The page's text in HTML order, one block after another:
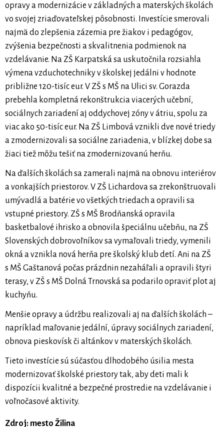
opravy a modernizácie v základných a materských školách
vo svojej zriaďovateľskej pôsobnosti. Investície smerovali
najmä do zlepšenia zázemia pre žiakov i pedagógov,
zvýšenia bezpečnosti a skvalitnenia podmienok na
vzdelávanie. Na ZŠ Karpatská sa uskutočnila rozsiahla
výmena vzduchotechniky v školskej jedálni v hodnote
približne 120-tisíc eur. V ZŠ s MŠ na Ulici sv. Gorazda
prebehla kompletná rekonštrukcia viacerých učební,
sociálnych zariadení aj oddychovej zóny v átriu, spolu za
viac ako 50-tisíc eur. Na ZŠ Limbová vznikli dve nové triedy
a zmodernizovali sa sociálne zariadenia, v blízkej dobe sa
žiaci tiež môžu tešiť na zmodernizovanú herňu.
Na ďalších školách sa zamerali najmä na obnovu interiérov
a vonkajších priestorov. V ZŠ Lichardova sa zrekonštruovali
umývadlá a batérie vo všetkých triedach a opravili sa
vstupné priestory. ZŠ s MŠ Brodňanská opravila
basketbalové ihrisko a obnovila špeciálnu učebňu, na ZŠ
Slovenských dobrovoľníkov sa vymaľovali triedy, vymenili
okná a vznikla nová herňa pre školský klub detí. Ani na ZŠ
s MŠ Gaštanová počas prázdnin nezaháľali a opravili štyri
terasy, v ZŠ s MŠ Dolná Trnovská sa podarilo opraviť plot aj
kuchyňu.
Menšie opravy a údržbu realizovali aj na ďalších školách –
napríklad maľovanie jedální, úpravy sociálnych zariadení,
obnova pieskovísk či altánkov v materských školách.
Tieto investície sú súčasťou dlhodobého úsilia mesta
modernizovať školské priestory tak, aby deti mali k
dispozícii kvalitné a bezpečné prostredie na vzdelávanie i
voľnočasové aktivity.
Zdroj: mesto Žilina